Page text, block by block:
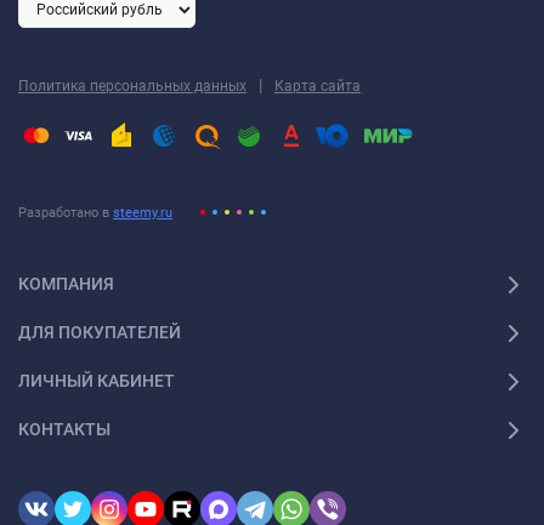
Политика персональных данных | Карта сайта
Разработано в steemy.ru
КОМПАНИЯ
ДЛЯ ПОКУПАТЕЛЕЙ
ЛИЧНЫЙ КАБИНЕТ
КОНТАКТЫ